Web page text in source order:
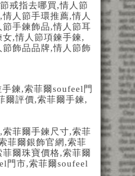
戒指去哪買,情人節
,情人節手環推薦,情人
節手鍊飾品,情人節耳
女,情人節項鍊手鍊,
節飾品品牌,情人節飾
鍊,索菲爾soufeel 門
爾評價,索菲爾手鍊,
,索菲爾手鍊尺寸,索菲
菲爾銀飾官網 ,索菲
菲爾珠寶價格,索菲爾
門市,索菲爾soufeel